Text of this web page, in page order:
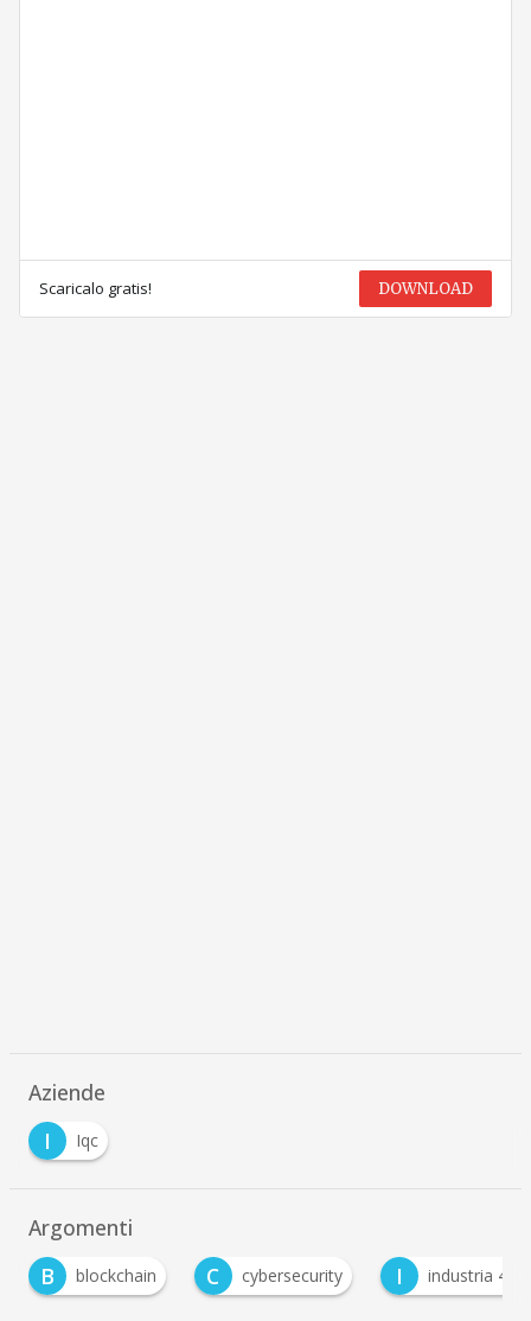
Scaricalo gratis! DOWNLOAD
Aziende
I
Iqc
Argomenti
B
blockchain C cybersecurity industria 4.0